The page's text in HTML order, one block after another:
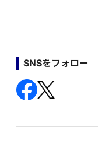
SNSをフォロー